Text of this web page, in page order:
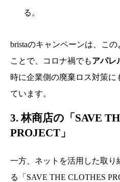
る。
bristaのキャンペーンは、こ
ことで、コロナ禍でもアパレ
時に企業側の廃棄ロス対策に
ています。
3. 林商店の「SAVE
PROJECT」
一方、ネットを活用した取り
る「SAVE THE CLOTHES